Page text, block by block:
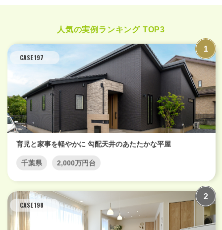
人気の実例ランキング TOP3
CASE 197
育児と家事を軽やかに 勾配天井のあたたかな平屋
千葉県 2,000万円台
CASE 198